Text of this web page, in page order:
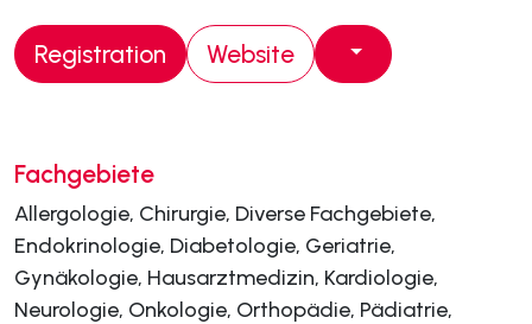
Registration Website
Fachgebiete
Allergologie, Chirurgie, Diverse Fachgebiete,
Endokrinologie, Diabetologie, Geriatrie,
Gynäkologie, Hausarztmedizin, Kardiologie,
Neurologie, Onkologie, Orthopädie, Pädiatrie,